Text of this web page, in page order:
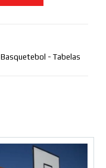
Basquetebol - Tabelas